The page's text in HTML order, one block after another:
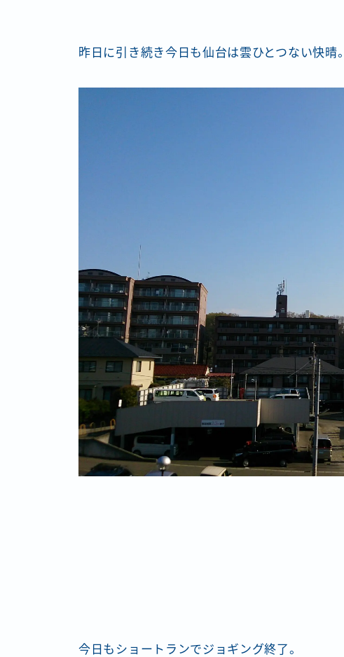
昨日に引き続き今日も仙台は雲ひとつない快晴。
今日もショートランでジョギング終了。